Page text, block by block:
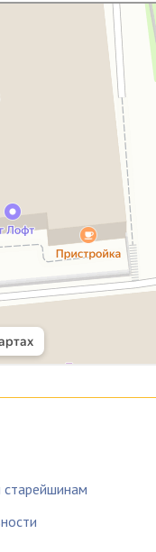
старейшинам